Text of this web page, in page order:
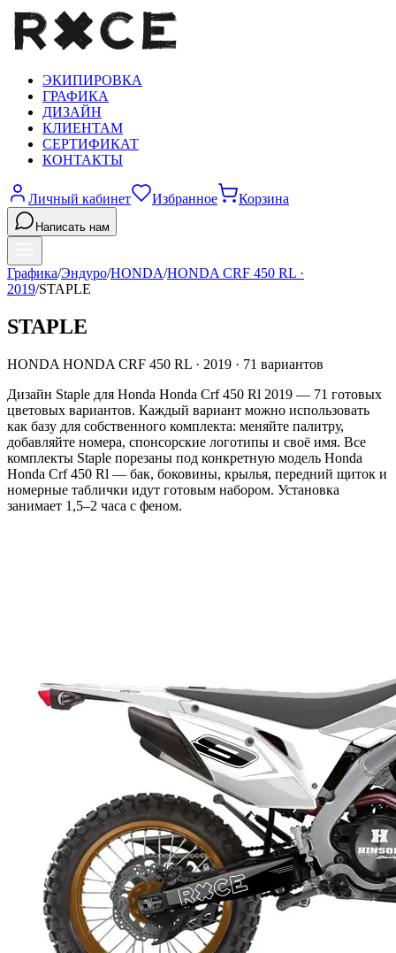
ЭКИПИРОВКА
ГРАФИКА
ДИЗАЙН
КЛИЕНТАМ
СЕРТИФИКАТ
КОНТАКТЫ
Личный кабинет Избранное Корзина
Написать нам
Графика/Эндуро/HONDA/HONDA CRF 450 RL ·
2019/STAPLE
STAPLE
HONDA HONDA CRF 450 RL · 2019 · 71 вариантов
Дизайн Staple для Honda Honda Crf 450 Rl 2019 — 71 готовых
цветовых вариантов. Каждый вариант можно использовать
как базу для собственного комплекта: меняйте палитру,
добавляйте номера, спонсорские логотипы и своё имя. Все
комплекты Staple порезаны под конкретную модель Honda
Honda Crf 450 Rl — бак, боковины, крылья, передний щиток и
номерные таблички идут готовым набором. Установка
занимает 1,5–2 часа с феном.